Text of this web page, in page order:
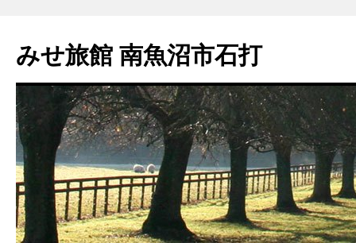
テ
ン
ス
キ
ッ
プ
みせ旅館 南魚沼市石打